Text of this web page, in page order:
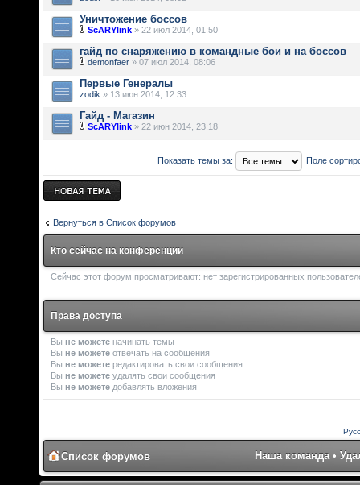
Уничтожение боссов
ScARYlink » 22 июл 2014, 01:50
гайд по снаряжению в командные бои и на боссов
demonfaer » 07 июл 2014, 08:06
Первые Генералы
zodik » 13 июн 2014, 12:33
Гайд - Магазин
ScARYlink » 22 июн 2014, 23:18
Показать темы за: Поле
Новая тема
Вернуться в Список форумов
Кто сейчас на конференции
Сейчас этот форум просматривают: нет зарегистрированных
Права доступа
Вы не можете начинать темы
Вы не можете отвечать на сообщения
Вы не можете редактировать свои сообщения
Вы не можете удалять свои сообщения
Вы не можете добавлять вложения
Список форумов Наша команда •